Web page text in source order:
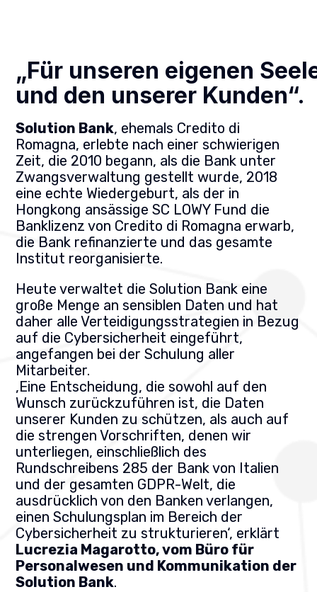
„Für unseren eigenen
und den unserer Kunden“.
Solution Bank, ehemals Credito di
Romagna, erlebte nach einer schwierigen
Zeit, die 2010 begann, als die Bank unter
Zwangsverwaltung gestellt wurde, 2018
eine echte Wiedergeburt, als der in
Hongkong ansässige SC LOWY Fund die
Banklizenz von Credito di Romagna erwarb,
die Bank refinanzierte und das gesamte
Institut reorganisierte.
Heute verwaltet die Solution Bank eine
große Menge an sensiblen Daten und hat
daher alle Verteidigungsstrategien in Bezug
auf die Cybersicherheit eingeführt,
angefangen bei der Schulung aller
Mitarbeiter.
‚Eine Entscheidung, die sowohl auf den
Wunsch zurückzuführen ist, die Daten
unserer Kunden zu schützen, als auch auf
die strengen Vorschriften, denen wir
unterliegen, einschließlich des
Rundschreibens 285 der Bank von Italien
und der gesamten GDPR-Welt, die
ausdrücklich von den Banken verlangen,
einen Schulungsplan im Bereich der
Cybersicherheit zu strukturieren‘, erklärt
Lucrezia Magarotto, vom Büro für
Personalwesen und Kommunikation der
Solution Bank.